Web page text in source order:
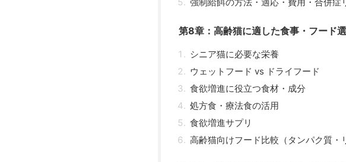
第8章：高齢猫に適した食事・フード
シニア猫に必要な栄養
ウェットフード vs ドライフード
食欲増進に役立つ食材・成分
処方食・療法食の活用
食欲増進サプリ
高齢猫向けフード比較（タンパク質・